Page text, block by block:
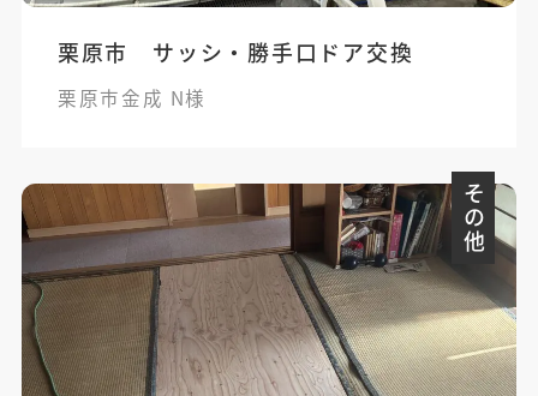
栗原市 サッシ・勝手口ドア交換
栗原市金成 N様
その他